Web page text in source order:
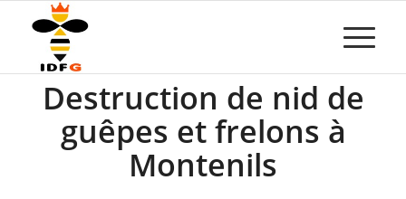
Destruction de nid de
guêpes et frelons à
Montenils